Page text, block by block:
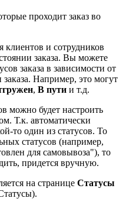
проходит заказ во
и сотрудников
заказа. Вы можете
заказа в зависимости от
Например, это могут
, В пути и т.д.
можно будет настроить
Т.к. автоматически
то один из статусов. То
статусов (например,
для самовывоза"), то
придется вручную.
на странице Статусы
).